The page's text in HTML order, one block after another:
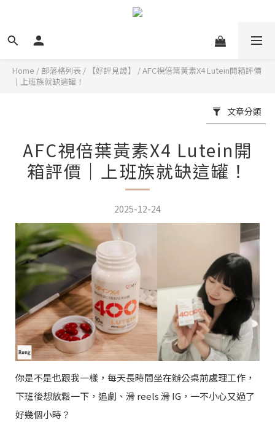
Home / 部落格列表 / 【好評見證】 /AFC視倍葉黃素X4 Lutein開箱評價
｜上班族就缺這罐！
文章分類
AFC視倍葉黃素X4 Lutein開
箱評價｜上班族就缺這罐！
2025-12-24
你是不是也跟我一樣，每天長時間坐在辦公桌前處理工作，
下班後想放鬆一下，追劇、滑 reels 滑 IG，一不小心又過了
好幾個小時？